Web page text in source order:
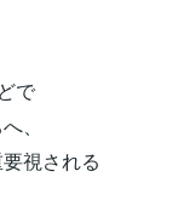
で
、
視される